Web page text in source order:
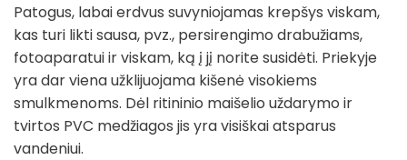
Patogus, labai erdvus suvyniojamas krepšys viskam,
kas turi likti sausa, pvz., persirengimo drabužiams,
fotoaparatui ir viskam, ką į jį norite susidėti. Priekyje
yra dar viena užklijuojama kišenė visokiems
smulkmenoms. Dėl ritininio maišelio uždarymo ir
tvirtos PVC medžiagos jis yra visiškai atsparus
vandeniui.